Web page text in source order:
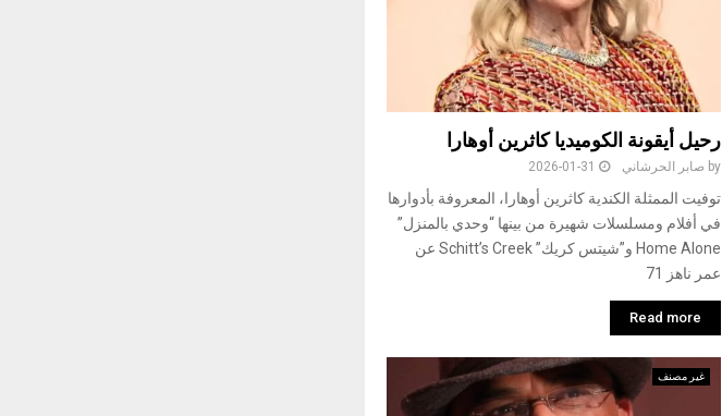
رحيل أيقونة الكوميديا كاثرين أوهارا
by صابر الحرشاني 2026-01-31
توفيت الممثلة الكندية كاثرين أوهارا، المعروفة بأدوارها
في أفلام ومسلسلات شهيرة من بينها “وحدي بالمنزل”
Home Alone و”شيتس كريك” Schitt’s Creek عن
عمر ناهز 71
Read more
غير مصنف